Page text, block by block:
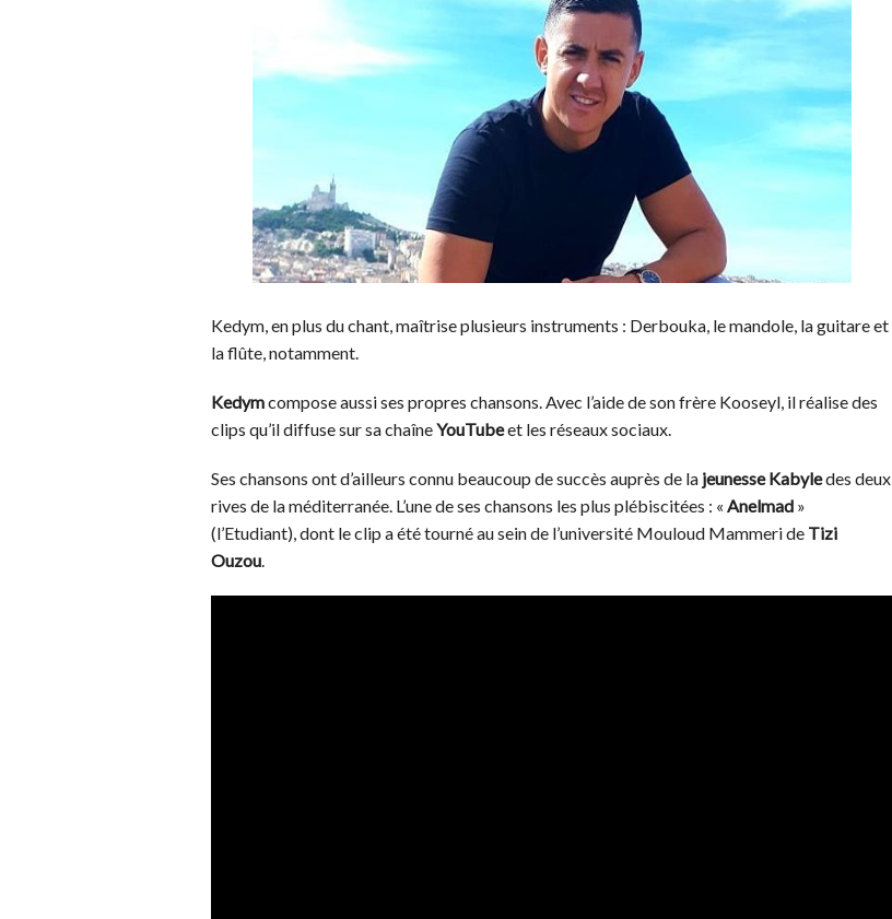
Kedym, en plus du chant, maîtrise plusieurs instruments : Derbouka, le mandole, la guitare et
la flûte, notamment.
Kedymcompose aussi ses propres chansons. Avec l’aide de son frère Kooseyl, il réalise des
clips qu’il diffuse sur sa chaîneYouTubeet les réseaux sociaux.
Ses chansons ont d’ailleurs connu beaucoup de succès auprès de la jeunesse Kabyledes deux
rives de la méditerranée. L’une de ses chansons les plus plébiscitées : «Anelmad »
(l’Etudiant), dont le clip a été tourné au sein de l’université Mouloud Mammeri de Tizi
Ouzou.